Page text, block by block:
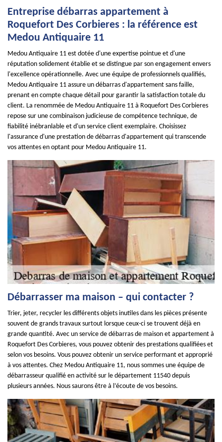
Entreprise débarras appartement à
Roquefort Des Corbieres : la référence est
Medou Antiquaire 11
Medou Antiquaire 11 est dotée d'une expertise pointue et d'une
réputation solidement établie et se distingue par son engagement envers
l'excellence opérationnelle. Avec une équipe de professionnels qualifiés,
Medou Antiquaire 11 assure un débarras d'appartement sans faille,
prenant en compte chaque détail pour garantir la satisfaction totale du
client. La renommée de Medou Antiquaire 11 à Roquefort Des Corbieres
repose sur une combinaison judicieuse de compétence technique, de
fiabilité inébranlable et d'un service client exemplaire. Choisissez
l'assurance d'une prestation de débarras d'appartement qui transcende
vos attentes en optant pour Medou Antiquaire 11.
Débarrasser ma maison – qui contacter ?
Trier, jeter, recycler les différents objets inutiles dans les pièces présente
souvent de grands travaux surtout lorsque ceux-ci se trouvent déjà en
grande quantité. Avec un service de débarras de maison et appartement à
Roquefort Des Corbieres, vous pouvez obtenir des prestations qualifiées et
selon vos besoins. Vous pouvez obtenir un service performant et approprié
à vos attentes. Chez Medou Antiquaire 11, nous sommes une équipe de
débarrasseur qualifié en activité sur le département 11540 depuis
plusieurs années. Nous saurons être à l’écoute de vos besoins.